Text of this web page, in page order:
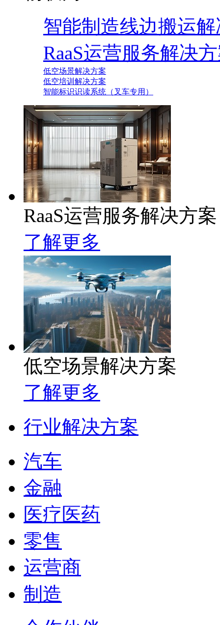
智能制造线边搬运
RaaS运营服务解决
低空场景解决方案
低空培训解决方案
智能标识识读系统（叉车专用）
RaaS运营服务解决方案
了解更多
低空场景解决方案
了解更多
行业解决方案
汽车
金融
医疗医药
零售
运营商
制造